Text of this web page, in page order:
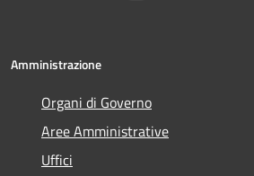
Amministrazione
Organi di Governo
Aree Amministrative
Uffici